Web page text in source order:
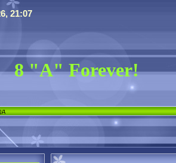
21:07
8 "А" Forever!